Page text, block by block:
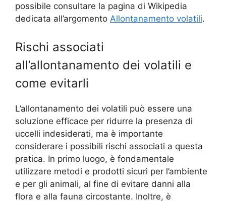
possibile consultare la pagina di Wikipedia
dedicata all’argomento Allontanamento volatili.
Rischi associati
all’allontanamento dei volatili e
come evitarli
L’allontanamento dei volatili può essere una
soluzione efficace per ridurre la presenza di
uccelli indesiderati, ma è importante
considerare i possibili rischi associati a questa
pratica. In primo luogo, è fondamentale
utilizzare metodi e prodotti sicuri per l’ambiente
e per gli animali, al fine di evitare danni alla
flora e alla fauna circostante. Inoltre, è